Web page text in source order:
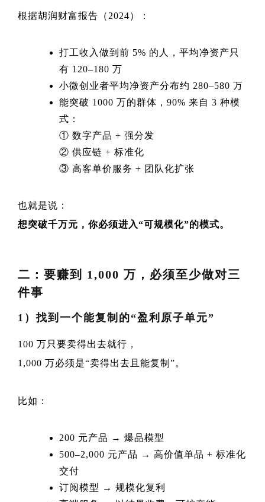
根据胡润财富报告（2024）：
打工收入做到前 5% 的人，平均净资产只
有 120–180 万
小微创业者平均净资产分布约 280–580 万
能突破 1000 万的群体，90% 来自 3 种模
式：
① 数字产品 + 强分发
② 供应链 + 标准化
③ 高客单价服务 + 团队化扩张
也就是说：
想突破千万元，你必须进入“可规模化”的模式。
二：要赚到 1,000 万，必须至少做对三
件事
1）找到一个能复制的“盈利原子单元”
100 万只要卖得出去就行，
1,000 万必须是“卖得出去且能复制”。
比如：
200 元产品 → 爆品模型
500–2,000 元产品 → 高价值单品 + 标准化
交付
订阅模型 → 规模化复利